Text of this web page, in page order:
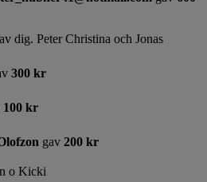
dig. Peter Christina och Jonas
300 kr
100 kr
gav 200 kr
o Kicki